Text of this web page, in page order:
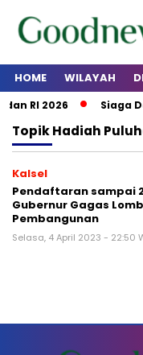
HOME WILAYAH
RI 2026 Siaga
TopikHadiah
Kalsel
Pendaftaran sampai
Gubernur Gagas
Pembangunan
Selasa, 4 April 2023 - 22:50